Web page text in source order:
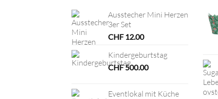
Ausstecher Mini Herzen
3er Set
CHF12.00
Kindergeburtstag
CHF500.00
Eventlokal mit Küche